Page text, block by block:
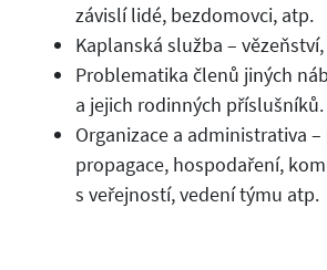
závislí lidé, bezdomovci, atp.
Kaplanská služba –
Problematika členů jiných
a jejich rodinných příslušníků.
Organizace a administrativa
propagace, hospodaření,
s veřejností, vedení týmu atp.